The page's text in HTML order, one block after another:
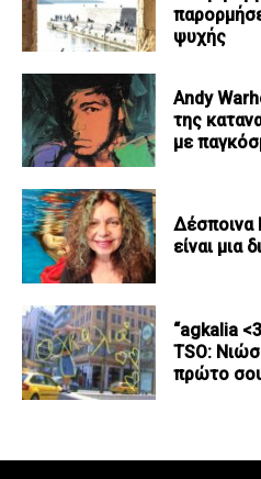
ψυχής
Andy
της
με
Δέσποινα
είναι μια
“agkalia
TSO:
πρώτο